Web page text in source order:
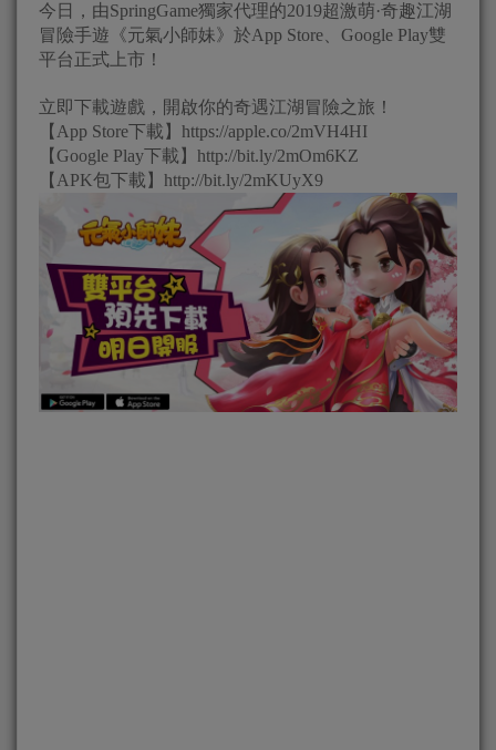
今日，由SpringGame獨家代理的2019超激萌·奇趣江湖
冒險手遊《元氣小師妹》於App Store、Google Play雙
平台正式上市！
立即下載遊戲，開啟你的奇遇江湖冒險之旅！
【App Store下載】https://apple.co/2mVH4HI
【Google Play下載】http://bit.ly/2mOm6KZ
【APK包下載】http://bit.ly/2mKUyX9